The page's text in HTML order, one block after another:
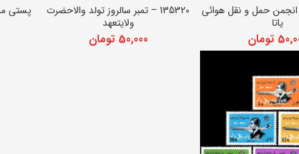
به سبد خرید
تمبر انجمن حمل و نقل هوائی
یاتا
تومان
افزودن به سبد خرید
135320 – تمبر سالروز تولد والاحضرت
ولایتعهد
50,000 تومان